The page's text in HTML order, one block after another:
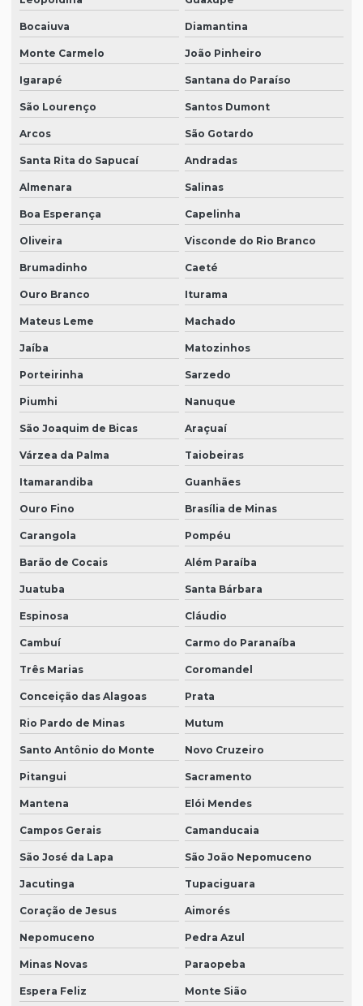
Bocaiuva Diamantina
Monte Carmelo João Pinheiro
Igarapé Santana do Paraíso
São Lourenço Santos Dumont
Arcos São Gotardo
Santa Rita do Sapucaí Andradas
Almenara Salinas
Boa Esperança Capelinha
Oliveira Visconde do Rio Branco
Brumadinho Caeté
Ouro Branco Iturama
Mateus Leme Machado
Jaíba Matozinhos
Porteirinha Sarzedo
Piumhi Nanuque
São Joaquim de Bicas Araçuaí
Várzea da Palma Taiobeiras
Itamarandiba Guanhães
Ouro Fino Brasília de Minas
Carangola Pompéu
Barão de Cocais Além Paraíba
Juatuba Santa Bárbara
Espinosa Cláudio
Cambuí Carmo do Paranaíba
Três Marias Coromandel
Conceição das Alagoas Prata
Rio Pardo de Minas Mutum
Santo Antônio do Monte Novo Cruzeiro
Pitangui Sacramento
Mantena Elói Mendes
Campos Gerais Camanducaia
São José da Lapa São João Nepomuceno
Jacutinga Tupaciguara
Coração de Jesus Aimorés
Nepomuceno Pedra Azul
Minas Novas Paraopeba
Espera Feliz Monte Sião